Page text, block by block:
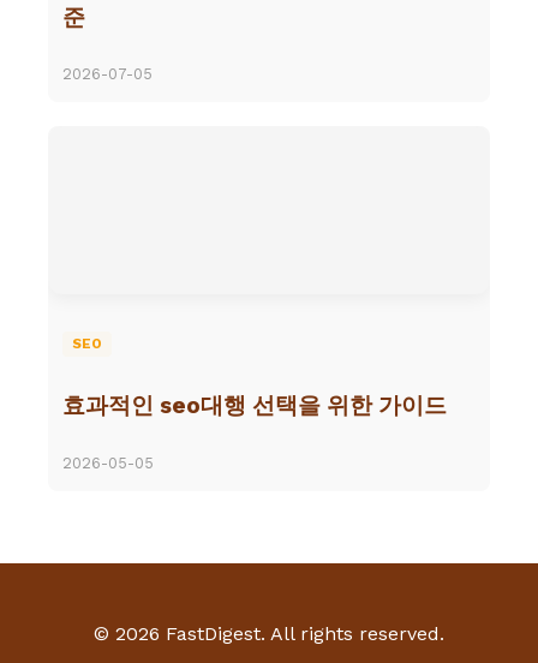
준
2026-07-05
SEO
효과적인 seo대행 선택을 위한 가이드
2026-05-05
© 2026 FastDigest. All rights reserved.